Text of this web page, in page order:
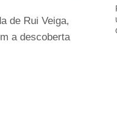
de Rui Veiga,
a descoberta